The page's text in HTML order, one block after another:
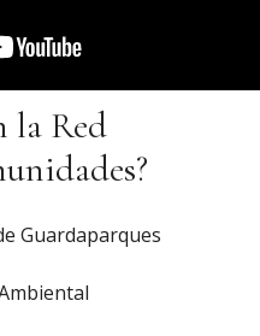
la Red
Guardaparques